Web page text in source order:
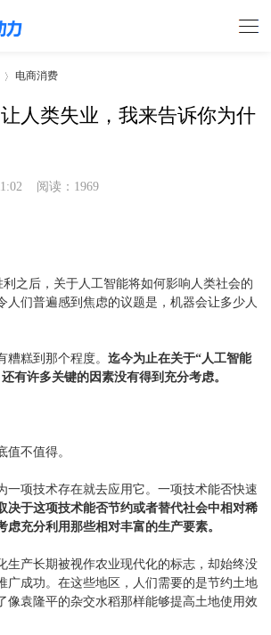
电商消费
人类失业，我来告诉你为什
阅读：1969
利之后，关于人工智能将如何影响人类社会的
人们普遍感到焦虑的议题是，机器会让多少人
糟糕到那个程度。迄今为止在关于“人工智能
有许多关键的因素没有得到充分考虑。
值不值得。
一项技术存在就去应用它。一项技术能否快速
决于这项技术能否节约或者替代社会中相对稀
虑充分利用那些相对丰富的生产要素。
生产长期被视作农业现代化的标志，却始终没
广成功。在这些地区，人们需要的是节约土地
像袁隆平的杂交水稻那样能够提高土地使用效